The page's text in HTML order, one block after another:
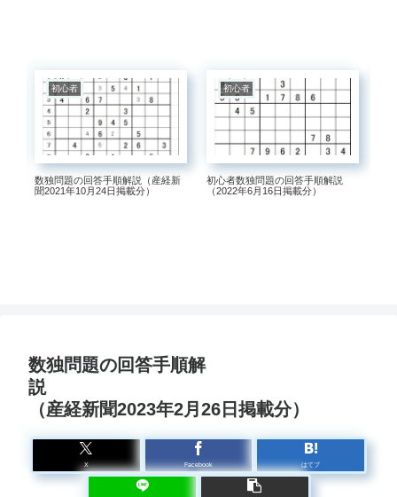
初心者
数独問題の回答手順解説（産経新
聞2021年10月24日掲載分）
初心者
初心者数独問題の回答手順解説
（2022年6月16日掲載分）
数独問題の回答手順解
説
（産経新聞2023年2月26日掲載分）
X Facebook はてブ